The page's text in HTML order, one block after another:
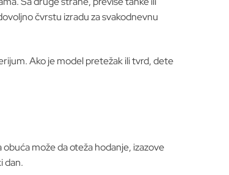
čvrstu izradu za svakodnevnu
Ako je model pretežak ili tvrd, dete
može da oteža hodanje, izazove
dan.